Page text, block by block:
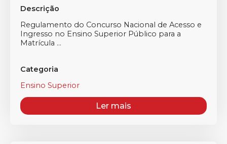
Descrição
Regulamento do Concurso Nacional de Acesso e
Ingresso no Ensino Superior Público para a
Matrícula ...
Categoria
Ensino Superior
Ler mais